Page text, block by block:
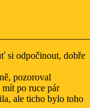
si odpočinout, dobře
pozoroval
po ruce pár
ale ticho bylo toho